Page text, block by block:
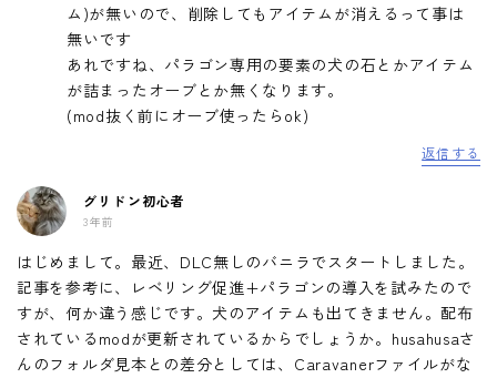
ム)が無いので、削除してもアイテムが消えるって事は
無いです
あれですね、パラゴン専用の要素の犬の石とかアイテム
が詰まったオーブとか無くなります。
(mod抜く前にオーブ使ったらok)
返信する
グリドン初心者
3年前
はじめまして。最近、DLC無しのバニラでスタートしました。
記事を参考に、レベリング促進+パラゴンの導入を試みたので
すが、何か違う感じです。犬のアイテムも出てきません。配布
されているmodが更新されているからでしょうか。husahusaさ
んのフォルダ見本との差分としては、Caravanerファイルがな